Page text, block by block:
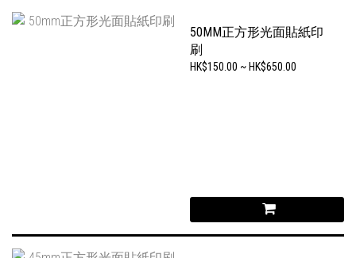
50MM正方形光面貼紙印
刷
HK$150.00 ~ HK$650.00